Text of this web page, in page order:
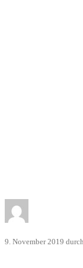
9. November 2019 durch